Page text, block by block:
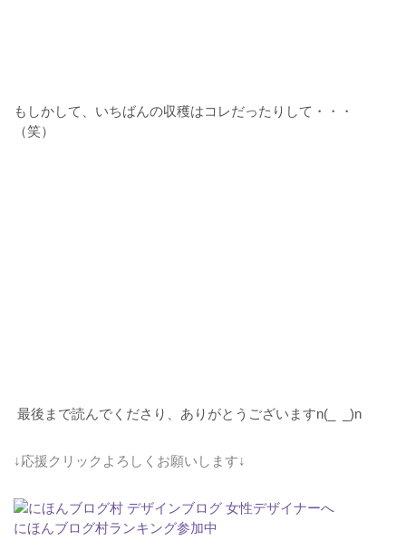
もしかして、いちばんの収穫はコレだったりして・・・
（笑）
最後まで読んでくださり、ありがとうございますn(_ _)n
↓応援クリックよろしくお願いします↓
にほんブログ村ランキング参加中